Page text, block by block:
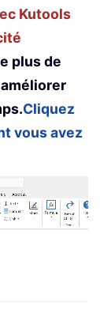
Kutools
plus de
Cliquez
vous avez